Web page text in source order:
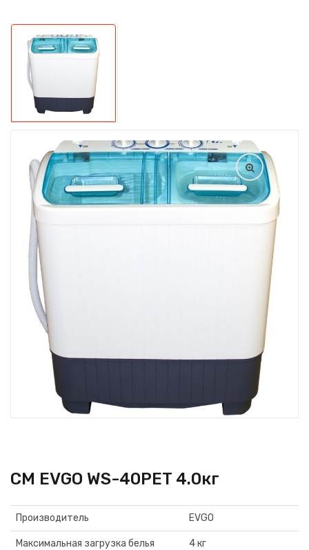
СМ EVGO WS-40РЕT 4.0кг
Производитель EVGO
Максимальная загрузка белья 4 кг